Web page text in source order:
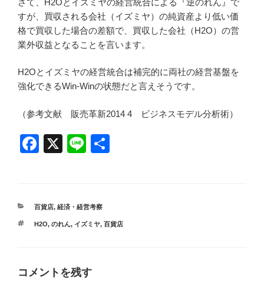
すが、買収される会社（イズミヤ）の純資産より低い価
格で買収した場合の差額で、買収した会社（H2O）の営
業外収益となることを言います。
H2Oとイズミヤの経営統合は補完的に両社の経営基盤を
強化できるWin-Winの状態だと言えそうです。
（参考文献 販売革新2014 4 ビジネスモデル分析術）
F
e
b
k
X
Li
カ
ゴ
百貨店, 経済・経営考察
タ
H2O, のれん, イズミヤ, 百貨店
コメントを残す